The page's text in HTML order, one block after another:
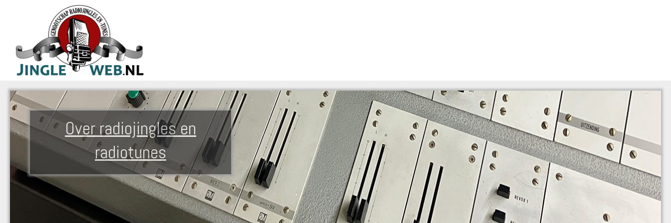
Over radiojingles en
radiotunes